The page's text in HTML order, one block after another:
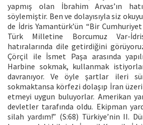
yapmış olan İbrahim Arvas’ın
söylemiştir. Ben ve dolayısıyla siz
de İdris Yamantürk’ün “Bir
Türk Milletine Borcumuz Var-
hatıralarında dile getirdiğini
Çörçil ile İsmet Paşa arasında
Harbine sokmak, kullanmak
davranıyor. Ve öyle şartlar ileri
sokmaktansa körfezi dolaşıp İran
etmeyi uygun buluyorlar. Amerikan
devletler tarafında oldu. Ekipman
silah yardım!” (S:68) Türkiye’nin II.